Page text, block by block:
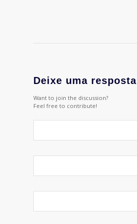
Deixe uma resposta
Want to join the discussion?
Feel free to contribute!